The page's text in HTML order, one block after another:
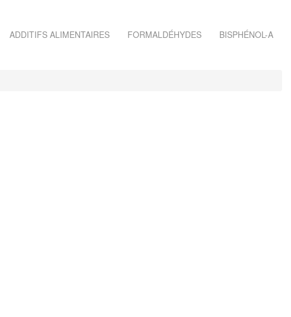
ADDITIFS ALIMENTAIRES FORMALDÉHYDES BISPHÉNOL-A